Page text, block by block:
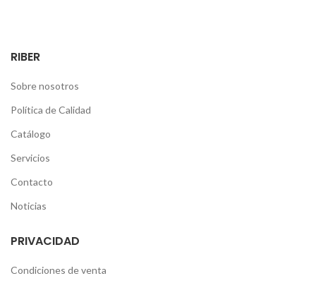
RIBER
Sobre nosotros
Política de Calidad
Catálogo
Servicios
Contacto
Noticias
PRIVACIDAD
Condiciones de venta